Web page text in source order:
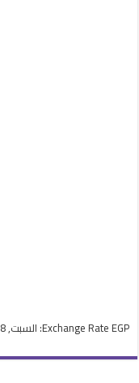
Exchange Rate EGP : السبت, 8 أغسطس.